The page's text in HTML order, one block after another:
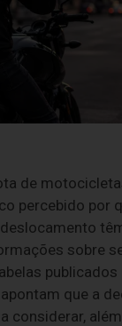
de
percebido por
sobre
que a
considerar,